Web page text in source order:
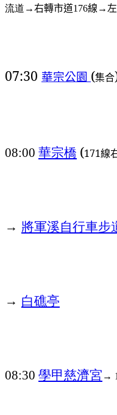
流道→右轉市道176線→
07:30 華宗公園 (集合
08:00 華宗橋 (171線
→ 將軍溪自行車步
→ 白礁亭
08:30 學甲慈濟宮 →